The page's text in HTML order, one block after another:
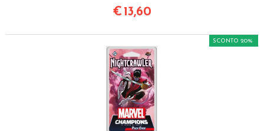
€ 13,60
SCONTO 20%